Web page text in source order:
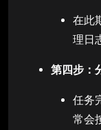
在此
理日
第四步：
任务
常会